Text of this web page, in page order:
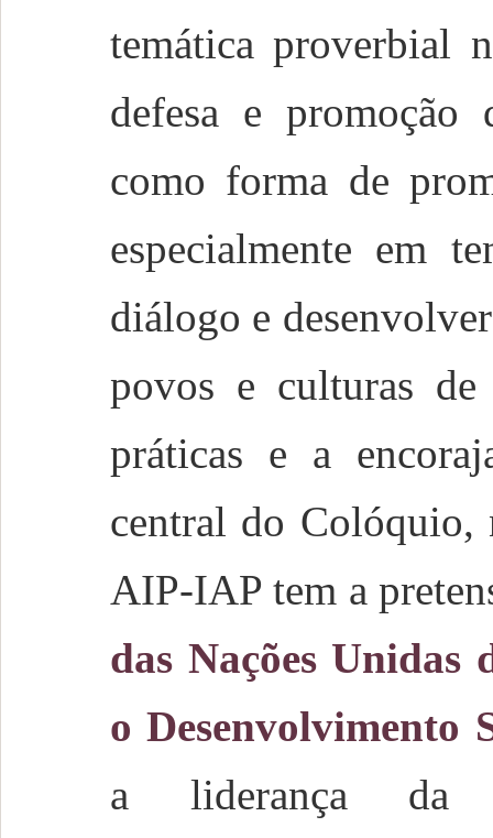
temática proverbial
defesa e promoção
como forma de
especialmente em
diálogo e
povos e culturas
práticas e a
central do Colóquio,
AIP-IAP tem a
das Nações Unidas
o Desenvolvimento
a liderança da